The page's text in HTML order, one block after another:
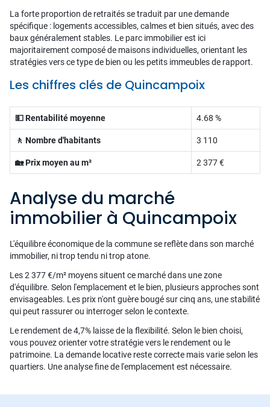
La forte proportion de retraités se traduit par une demande
spécifique : logements accessibles, calmes et bien situés, avec des
baux généralement stables. Le parc immobilier est ici
majoritairement composé de maisons individuelles, orientant les
stratégies vers ce type de bien ou les petits immeubles de rapport.
Les chiffres clés de Quincampoix
💵 Rentabilité moyenne 4.68 %
🚶 Nombre d'habitants 3 110
🏡 Prix moyen au m² 2 377 €
Analyse du marché
immobilier à Quincampoix
L'équilibre économique de la commune se reflète dans son marché
immobilier, ni trop tendu ni trop atone.
Les 2 377 €/m² moyens situent ce marché dans une zone
d'équilibre. Selon l'emplacement et le bien, plusieurs approches sont
envisageables. Les prix n'ont guère bougé sur cinq ans, une stabilité
qui peut rassurer ou interroger selon le contexte.
Le rendement de 4,7% laisse de la flexibilité. Selon le bien choisi,
vous pouvez orienter votre stratégie vers le rendement ou le
patrimoine. La demande locative reste correcte mais varie selon les
quartiers. Une analyse fine de l'emplacement est nécessaire.